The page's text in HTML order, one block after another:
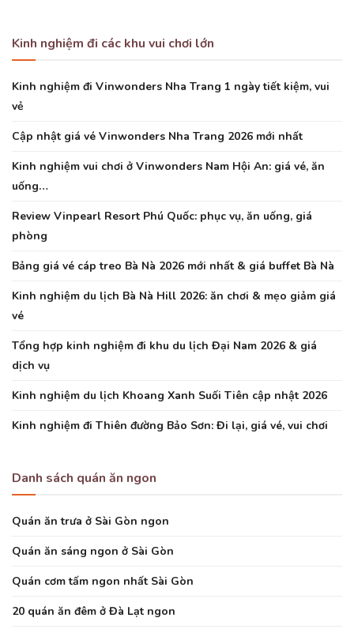
Kinh nghiệm đi các khu vui chơi lớn
Kinh nghiệm đi Vinwonders Nha Trang 1 ngày tiết kiệm, vui
vẻ
Cập nhật giá vé Vinwonders Nha Trang 2026 mới nhất
Kinh nghiệm vui chơi ở Vinwonders Nam Hội An: giá vé, ăn
uống…
Review Vinpearl Resort Phú Quốc: phục vụ, ăn uống, giá
phòng
Bảng giá vé cáp treo Bà Nà 2026 mới nhất & giá buffet Bà Nà
Kinh nghiệm du lịch Bà Nà Hill 2026: ăn chơi & mẹo giảm giá
vé
Tổng hợp kinh nghiệm đi khu du lịch Đại Nam 2026 & giá
dịch vụ
Kinh nghiệm du lịch Khoang Xanh Suối Tiên cập nhật 2026
Kinh nghiệm đi Thiên đường Bảo Sơn: Đi lại, giá vé, vui chơi
Danh sách quán ăn ngon
Quán ăn trưa ở Sài Gòn ngon
Quán ăn sáng ngon ở Sài Gòn
Quán cơm tấm ngon nhất Sài Gòn
20 quán ăn đêm ở Đà Lạt ngon